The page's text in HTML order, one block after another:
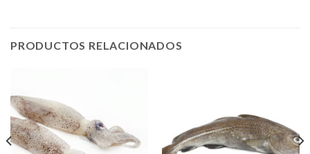
PRODUCTOS RELACIONADOS